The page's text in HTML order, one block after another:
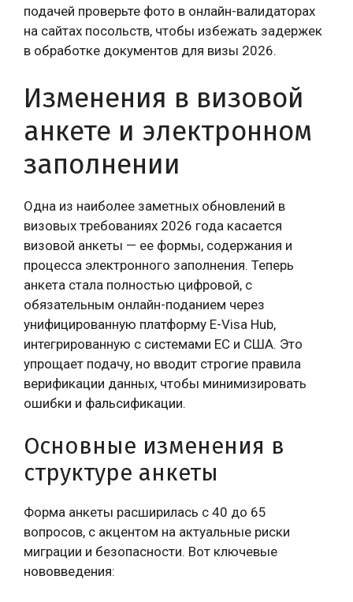
подачей проверьте фото в онлайн-валидаторах
на сайтах посольств, чтобы избежать задержек
в обработке документов для визы 2026.
Изменения в визовой
анкете и электронном
заполнении
Одна из наиболее заметных обновлений в
визовых требованиях 2026 года касается
визовой анкеты — ее формы, содержания и
процесса электронного заполнения. Теперь
анкета стала полностью цифровой, с
обязательным онлайн-поданием через
унифицированную платформу E-Visa Hub,
интегрированную с системами ЕС и США. Это
упрощает подачу, но вводит строгие правила
верификации данных, чтобы минимизировать
ошибки и фальсификации.
Основные изменения в
структуре анкеты
Форма анкеты расширилась с 40 до 65
вопросов, с акцентом на актуальные риски
миграции и безопасности. Вот ключевые
нововведения: